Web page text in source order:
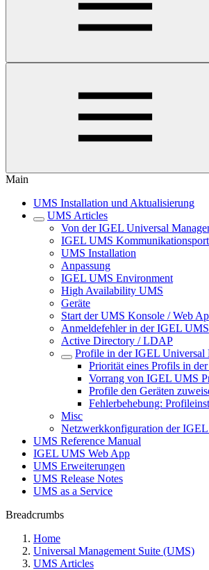
Main
UMS Installation und Aktualisierung
UMS Articles
Von der IGEL Universal
IGEL UMS
UMS Installation
Anpassung
IGEL UMS Environment
High Availability UMS
Geräte
Start der UMS Konsole / Web
Anmeldefehler in der IGEL UMS
Active Directory / LDAP
Profile in der IGEL Universal
Priorität eines Profils in
Vorrang von IGEL UMS
Profile den Geräten
Fehlerbehebung:
Misc
Netzwerkkonfiguration der
UMS Reference Manual
IGEL UMS Web App
UMS Erweiterungen
UMS Release Notes
UMS as a Service
Breadcrumbs
Home
Universal Management Suite (UMS)
UMS Articles